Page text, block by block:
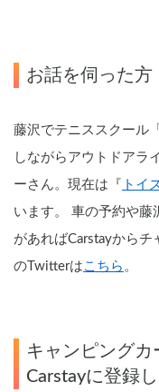
お話を伺った方
藤沢でテニススクール
しながらアウトドアラ
ーさん。現在は『
トイ
います。 車の予約や藤
があればCarstayから
のTwitterは こちら 。
キャンピングカ
Carstayに登録